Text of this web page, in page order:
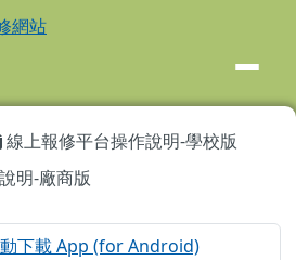
局報修網站
線上報修平台操作說明-學校版
明-廠商版
下載 App (for Android)